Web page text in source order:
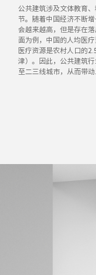
公共建筑涉及文体教育
节。随着中国经济不断
会越来越高，但是存在
面为例，中国的人均医
医疗资源是农村人口的
津）。因此，公共建筑
至二三线城市，从而带